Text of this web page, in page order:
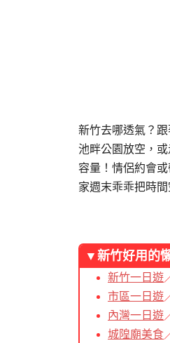
新竹去哪透氣？
池畔公園放空，
容量！情侶約會
家週末乖乖把時間
▼新竹好用的
新竹一日遊
市區一日遊
內灣一日遊
城隍廟美食